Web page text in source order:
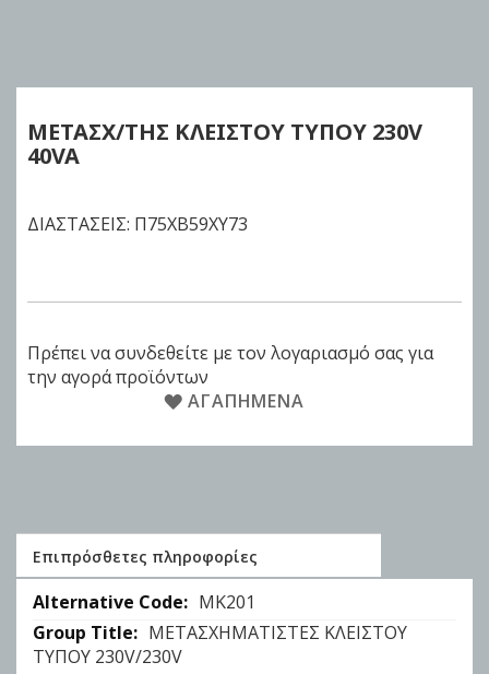
beginning
the
images
ΜΕΤΑΣΧ/ΤΗΣ ΚΛΕΙΣΤΟΥ ΤΥΠΟΥ 230V
40VA
ΔΙΑΣΤΑΣΕΙΣ: Π75XΒ59XΥ73
Πρέπει να συνδεθείτε με τον λογαριασμό σας για
την αγορά προϊόντων
ΑΓΑΠΗΜΈΝΑ
Επιπρόσθετες πληροφορίες
Επιπρόσθετες
πληροφορίες
ΜΚ201
ΜΕΤΑΣΧΗΜΑΤΙΣΤΕΣ ΚΛΕΙΣΤΟΥ
ΤΥΠΟΥ 230V/230V